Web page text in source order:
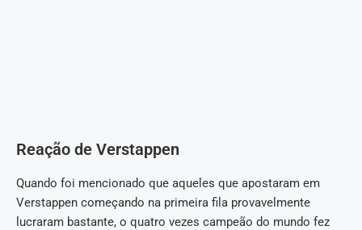
Reação de Verstappen
Quando foi mencionado que aqueles que apostaram em
Verstappen começando na primeira fila provavelmente
lucraram bastante, o quatro vezes campeão do mundo fez